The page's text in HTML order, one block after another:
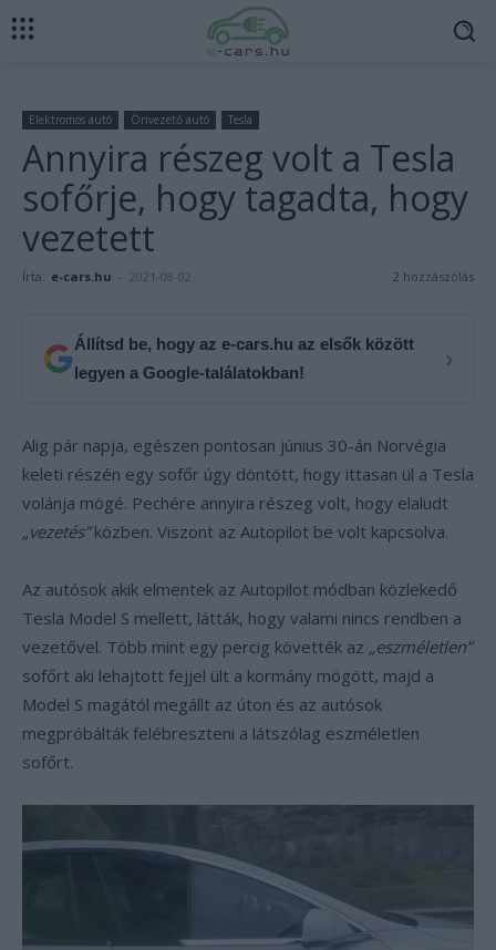
Elektromos autó Önvezető autó Tesla
Annyira részeg volt a Tesla
sofőrje, hogy tagadta, hogy
vezetett
Írta: e-cars.hu - 2021-08-02 2 hozzászólás
Állítsd be, hogy az e-cars.hu az elsők között
legyen a Google-találatokban!
›
Alig pár napja, egészen pontosan június 30-án Norvégia
keleti részén egy sofőr úgy döntött, hogy ittasan ül a Tesla
volánja mögé. Pechére annyira részeg volt, hogy elaludt
„vezetés”közben. Viszont az Autopilot be volt kapcsolva.
Az autósok akik elmentek az Autopilot módban közlekedő
Tesla Model S mellett, látták, hogy valami nincs rendben a
vezetővel. Több mint egy percig követték az „eszméletlen”
sofőrt aki lehajtott fejjel ült a kormány mögött, majd a
Model S magától megállt az úton és az autósok
megpróbálták felébreszteni a látszólag eszméletlen
sofőrt.